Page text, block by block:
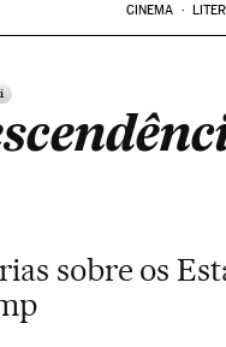
CINEMA
i
sobre os